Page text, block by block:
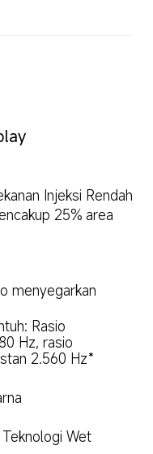
Injeksi Rendah
25% area
menyegarkan
Rasio
Hz, rasio
2.560 Hz*
Wet